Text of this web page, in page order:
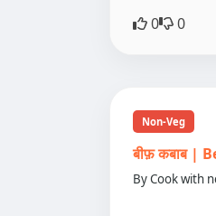
0 0
Non-Veg
बीफ़ कबाब |
By Cook with